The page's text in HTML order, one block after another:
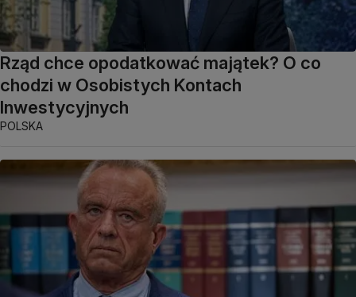
Rząd chce opodatkować majątek? O co
chodzi w Osobistych Kontach
Inwestycyjnych
POLSKA